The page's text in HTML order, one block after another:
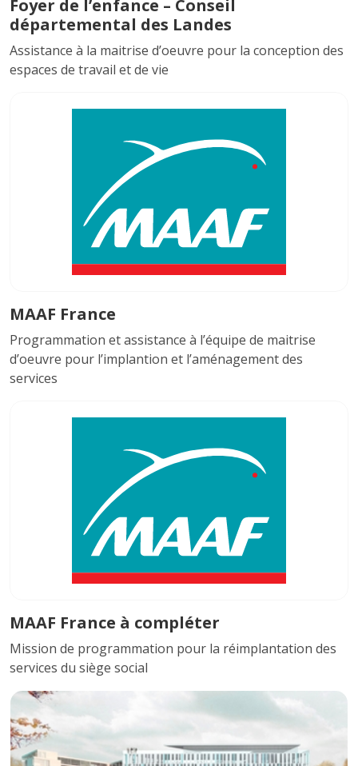
Foyer de l’enfance – Conseil
départemental des Landes
Assistance à la maitrise d’oeuvre pour la conception des
espaces de travail et de vie
MAAF France
Programmation et assistance à l’équipe de maitrise
d’oeuvre pour l’implantion et l’aménagement des
services
MAAF France à compléter
Mission de programmation pour la réimplantation des
services du siège social